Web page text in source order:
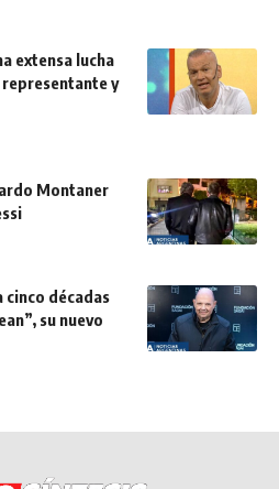
extensa lucha
y
Montaner
cinco décadas
su nuevo